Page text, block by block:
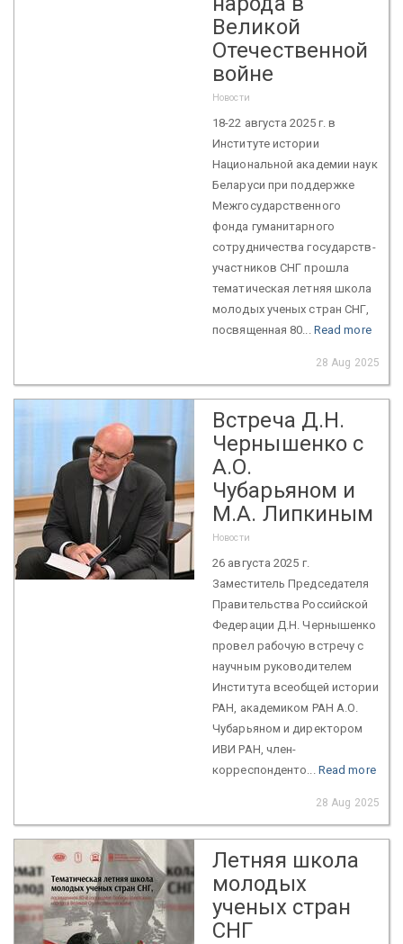
Великой
Отечественной
войне
Новости
18-22 августа 2025 г. в
Институте истории
Национальной академии наук
Беларуси при поддержке
Межгосударственного
фонда гуманитарного
сотрудничества государств-
участников СНГ прошла
тематическая летняя школа
молодых ученых стран СНГ,
посвященная 80... Read more
28 Aug 2025
Встреча Д.Н.
Чернышенко с
А.О.
Чубарьяном и
М.А. Липкиным
Новости
26 августа 2025 г.
Заместитель Председателя
Правительства Российской
Федерации Д.Н. Чернышенко
провел рабочую встречу с
научным руководителем
Института всеобщей истории
РАН, академиком РАН А.О.
Чубарьяном и директором
ИВИ РАН, член-
корреспонденто... Read more
28 Aug 2025
Летняя школа
молодых
ученых стран
СНГ